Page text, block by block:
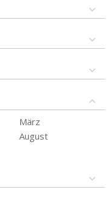
März
August